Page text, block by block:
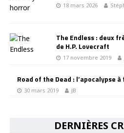
18 mars 2026
The Endless : deux
de H.P. Lovecraft
17 novembre 2019
Road of the Dead : l’apocalypse
30 mars 2019 JB
DERNIÈRES